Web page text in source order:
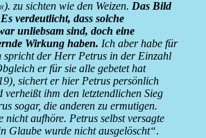
zu sichten wie den Weizen. Das Bild
verdeutlicht, dass solche
unliebsam sind, doch eine
Wirkung haben. Ich aber habe für
spricht der Herr Petrus in der Einzahl
er für sie alle gebetet hat
sichert er hier Petrus persönlich
verheißt ihm den letztendlichen Sieg
sogar, die anderen zu ermutigen.
nicht aufhöre. Petrus selbst versagte
Glaube wurde nicht ausgelöscht“.